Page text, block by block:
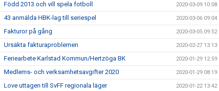
Född 2013 och vill spela fotboll 2020-03-09 10:08
43 anmälda HBK-lag till seriespel 2020-03-06 09:04
Fakturor på gång 2020-03-05 09:52
Ursäkta fakturaproblemen 2020-02-27 13:13
Feriearbete Karlstad Kommun/Hertzöga BK 2020-01-29 12:59
Medlems- och verksamhetsavgifter 2020 2020-01-29 08:19
Love uttagen till SvFF regionala läger 2020-01-22 13:42